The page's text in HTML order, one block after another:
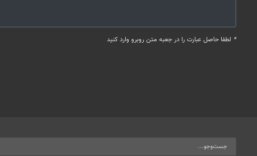
* لطفا حاصل عبارت را در جعبه متن روبرو وارد کنید